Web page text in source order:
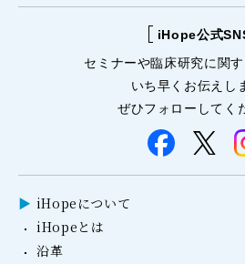
iHope公式
セミナーや臨床研究に関
いち早くお伝えし
ぜひフォローしてく
iHopeについて
iHopeとは
沿革